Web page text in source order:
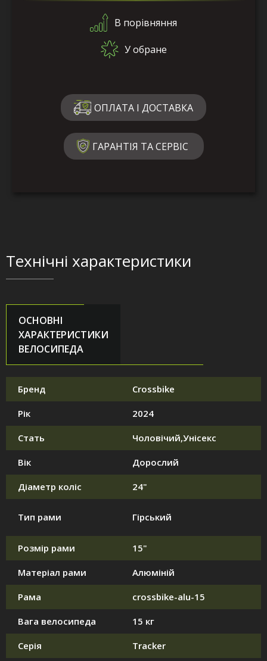
В порівняння
У обране
ОПЛАТА І ДОСТАВКА
ГАРАНТІЯ ТА СЕРВІС
Технічні характеристики
ОСНОВНІ
ХАРАКТЕРИСТИКИ
ВЕЛОСИПЕДА
Бренд Crossbike
Рік 2024
Стать Чоловічий,Унісекс
Вік Дорослий
Діаметр коліс 24"
Тип рами Гірський
Розмір рами 15"
Матеріал рами Алюміній
Рама crossbike-alu-15
Вага велосипеда 15 кг
Серія Tracker